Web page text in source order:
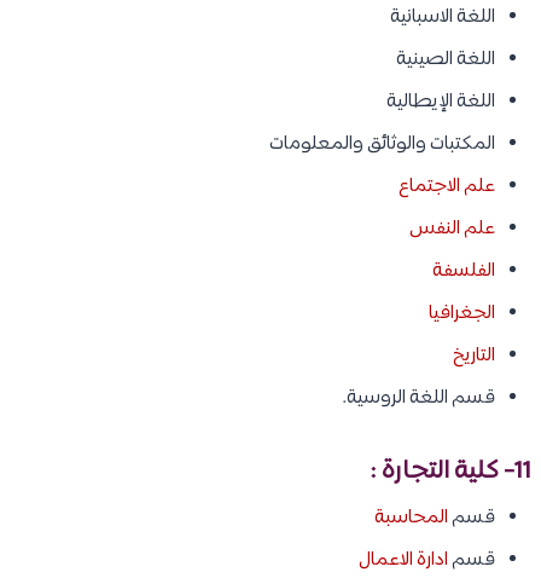
اللغة الاسبانية
اللغة الصينية
اللغة الإيطالية
المكتبات والوثائق والمعلومات
علم الاجتماع
علم النفس
الفلسفة
الجغرافيا
التاريخ
قسم اللغة الروسية.
11- كلية التجارة :
قسمالمحاسبة
قسمادارة الاعمال